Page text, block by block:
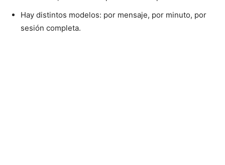
Hay distintos modelos: por mensaje, por minuto, por
sesión completa.